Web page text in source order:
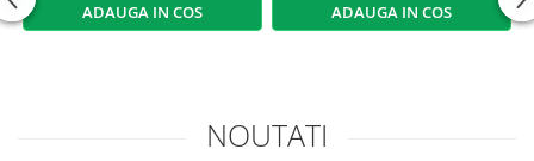
ADAUGA IN COS ADAUGA IN COS
NOUTATI